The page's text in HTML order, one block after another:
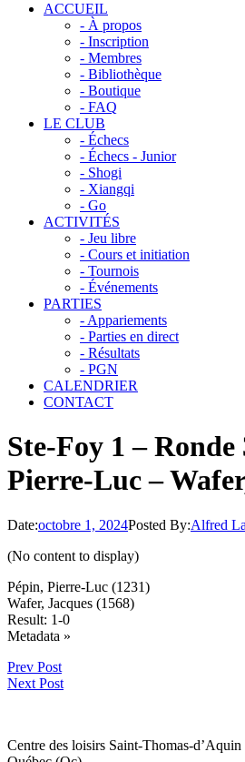
ACCUEIL
- À propos
- Inscription
- Membres
- Bibliothèque
- Boutique
- FAQ
LE CLUB
- Échecs
- Échecs - Junior
- Shogi
- Xiangqi
- Go
ACTIVITÉS
- Jeu libre
- Cours et initiation
- Tournois
- Événements
PARTIES
- Appariements
- Parties en direct
- Résultats
- PGN
CALENDRIER
CONTACT
Ste-Foy 1 – Ronde
Pierre-Luc –
Date:octobre 1, 2024Posted By:Alfred
(No content to display)
Pépin, Pierre-Luc (1231)
Wafer, Jacques (1568)
Result: 1-0
Metadata »
Prev Post
Next Post
Centre des loisirs Saint-Thomas-